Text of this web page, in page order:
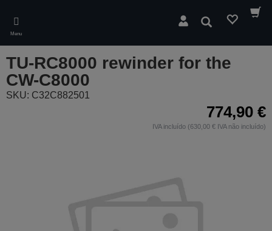
main
content
Menu
Pesquisar
TU-RC8000 rewinder for the
CW-C8000
SKU: C32C882501
774,90 €
IVA incluído (630,00 € IVA não incluído)